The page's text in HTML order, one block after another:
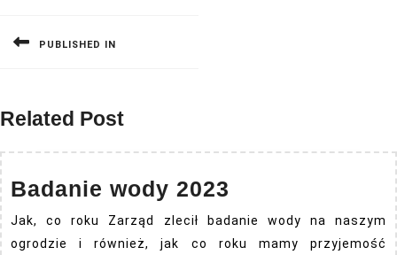
PUBLISHED IN
Related Post
Badanie wody 2023
wody
2023
Jak, co roku Zarząd zlecił badanie wody na naszym
ogrodzie i również, jak co roku mamy przyjemość